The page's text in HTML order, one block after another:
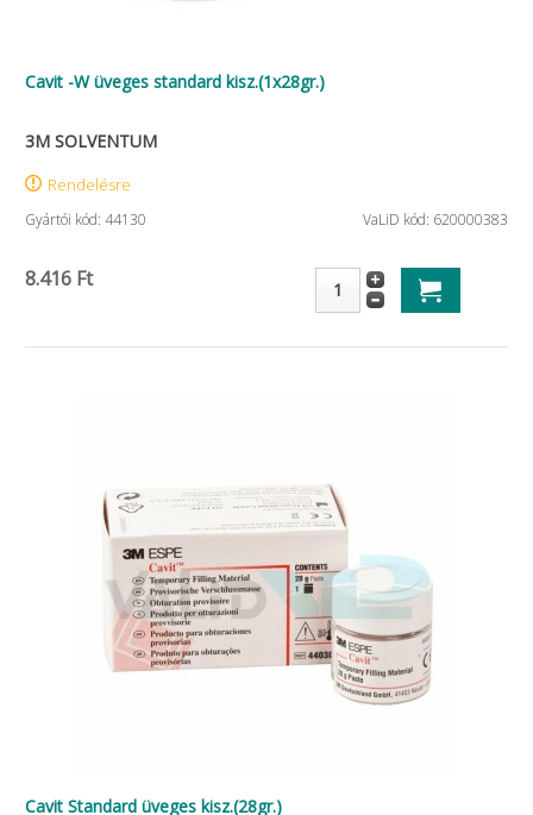
Cavit -W üveges standard kisz.(1x28gr.)
3M SOLVENTUM
Rendelésre
Gyártói kód: 44130 VaLiD kód: 620000383
8.416 Ft
Cavit Standard üveges kisz.(28gr.)